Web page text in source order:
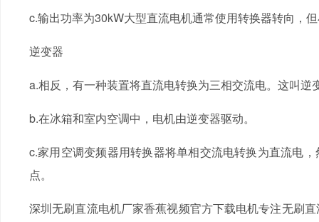
c.输出功率为30kW大型直流电机通常使用转换器转向，但
逆变器
a.相反，有一种装置将直流电转换为三相交流电。这叫逆变
b.在冰箱和室内空调中，电机由逆变器驱动。
c.家用空调变频器用转换器将单相交流电转换为直流电
点。
深圳无刷直流电机厂家香蕉视频官方下载电机专注无刷直流